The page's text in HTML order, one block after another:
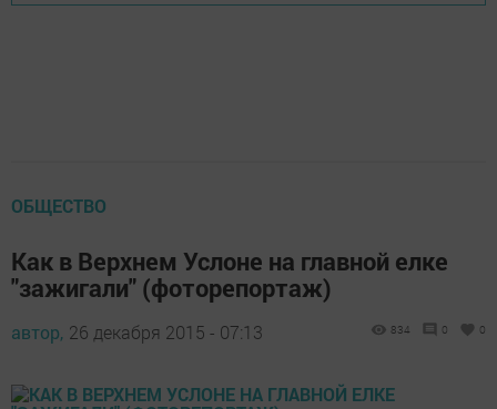
ОБЩЕСТВО
Как в Верхнем Услоне на главной елке
"зажигали" (фоторепортаж)
автор, 26 декабря 2015 - 07:13 834 0 0